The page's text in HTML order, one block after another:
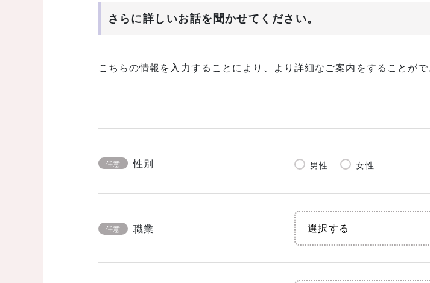
さらに詳しいお話を聞かせてください。
こちらの情報を入力することにより、より詳細なご案内をすることが
任意 性別 男性 女性
任意 職業